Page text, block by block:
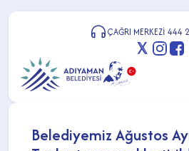
ÇAĞRI MERKEZİ
Belediyemiz Ağustos